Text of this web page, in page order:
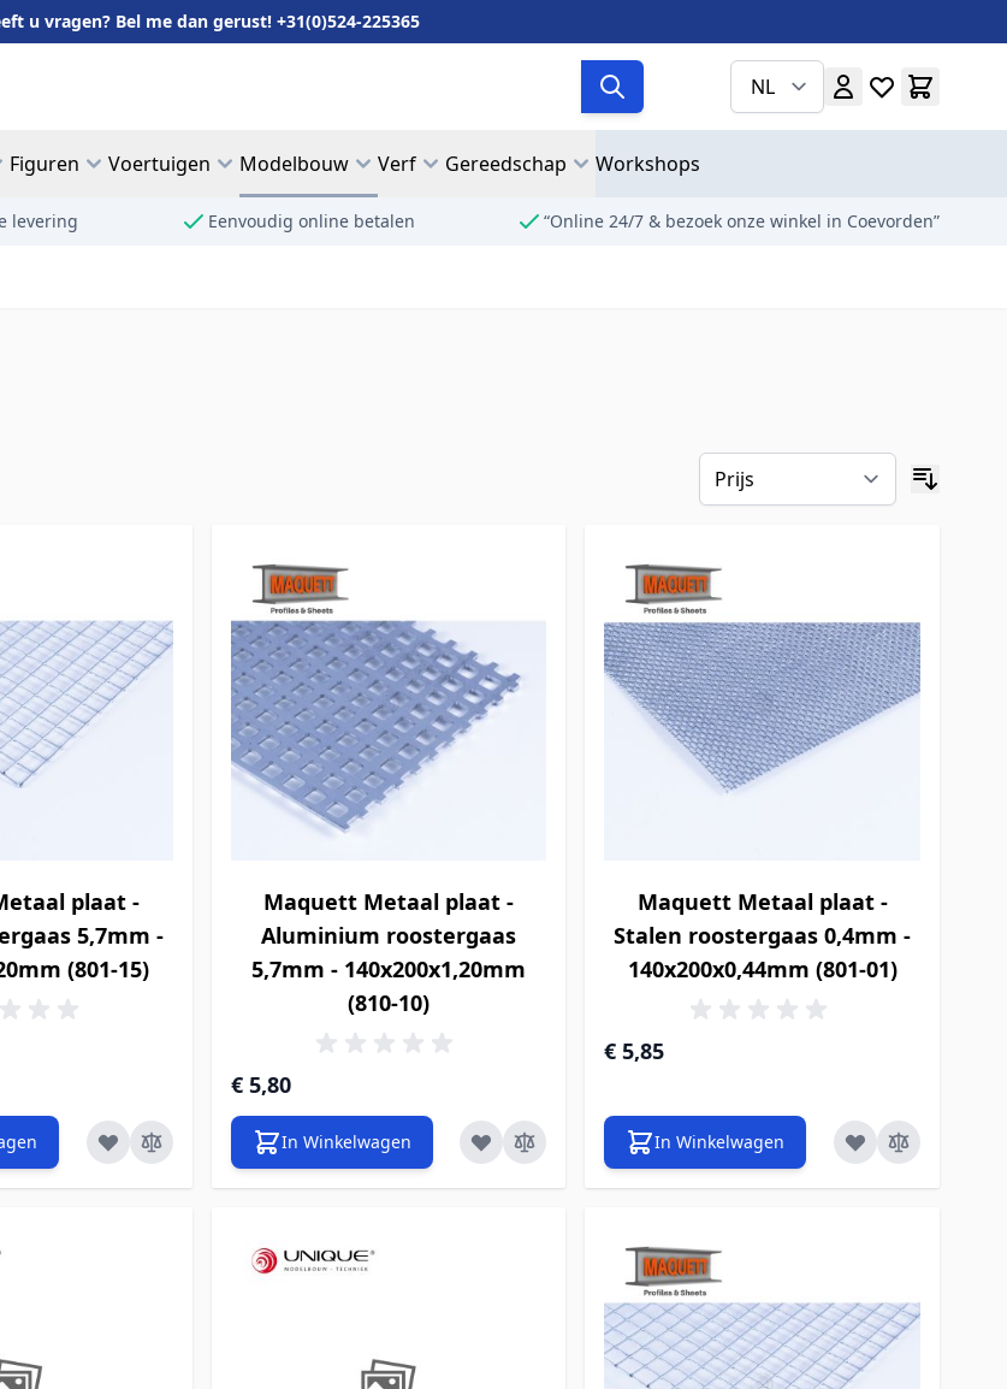
u vragen? Bel me dan gerust! +31(0)524-225365
NL
Figuren Voertuigen Modelbouw Verf Gereedschap Workshops
levering Eenvoudig online betalen “Online 24/7 & bezoek onze winkel in Coevorden”
plaat -
5,7mm -
(801-15)
Maquett Metaal plaat -
Aluminium roostergaas
5,7mm - 140x200x1,20mm
(810-10)
€ 5,80
In Winkelwagen
Maquett Metaal plaat -
Stalen roostergaas 0,4mm -
140x200x0,44mm (801-01)
€ 5,85
In Winkelwagen